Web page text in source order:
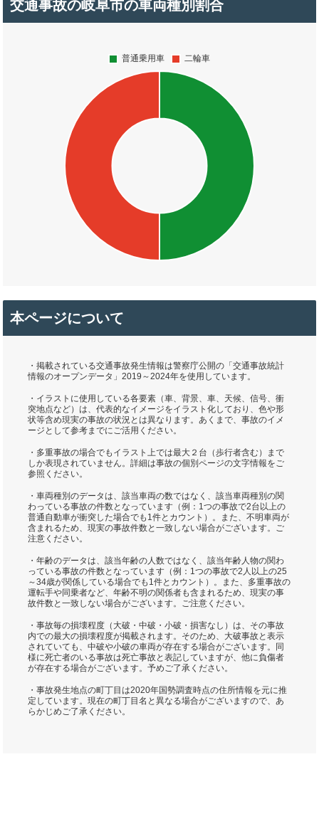
交通事故の岐阜市の車両種別割合
本ページについて
・掲載されている交通事故発生情報は警察庁公開の「交通事故統計
情報のオープンデータ」2019～2024年を使用しています。
・イラストに使用している各要素（車、背景、車、天候、信号、衝
突地点など）は、代表的なイメージをイラスト化しており、色や形
状等含め現実の事故の状況とは異なります。あくまで、事故のイメ
ージとして参考までにご活用ください。
・多重事故の場合でもイラスト上では最大２台（歩行者含む）まで
しか表現されていません。詳細は事故の個別ページの文字情報をご
参照ください。
・車両種別のデータは、該当車両の数ではなく、該当車両種別の関
わっている事故の件数となっています（例：1つの事故で2台以上の
普通自動車が衝突した場合でも1件とカウント）。また、不明車両が
含まれるため、現実の事故件数と一致しない場合がございます。ご
注意ください。
・年齢のデータは、該当年齢の人数ではなく、該当年齢人物の関わ
っている事故の件数となっています（例：1つの事故で2人以上の25
～34歳が関係している場合でも1件とカウント）。また、多重事故の
運転手や同乗者など、年齢不明の関係者も含まれるため、現実の事
故件数と一致しない場合がございます。ご注意ください。
・事故毎の損壊程度（大破・中破・小破・損害なし）は、その事故
内での最大の損壊程度が掲載されます。そのため、大破事故と表示
されていても、中破や小破の車両が存在する場合がございます。同
様に死亡者のいる事故は死亡事故と表記していますが、他に負傷者
が存在する場合がございます。予めご了承ください。
・事故発生地点の町丁目は2020年国勢調査時点の住所情報を元に推
定しています。現在の町丁目名と異なる場合がございますので、あ
らかじめご了承ください。